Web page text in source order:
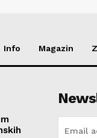
Info Magazin